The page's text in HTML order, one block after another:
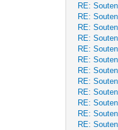
RE:
RE:
RE:
RE:
RE:
RE:
RE:
RE:
RE:
RE:
RE:
RE: